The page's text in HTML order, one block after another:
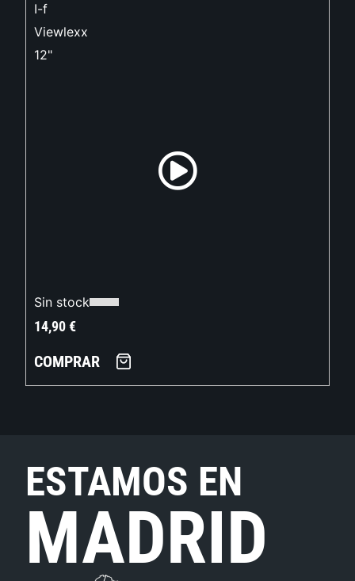
I-f
Viewlexx
12"
Sin stock
14,90€
COMPRAR
ESTAMOS EN
MADRID